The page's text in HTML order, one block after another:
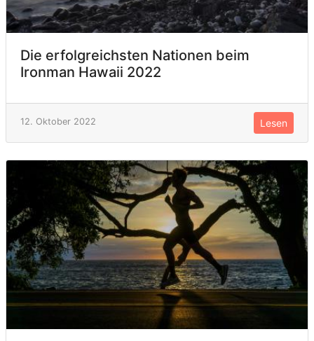
Die erfolgreichsten Nationen beim
Ironman Hawaii 2022
12. Oktober 2022 Lesen